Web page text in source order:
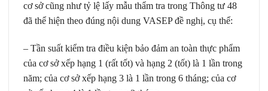
cơ sở cũng như tỷ lệ lấy mẫu thẩm tra trong Thông tư 48
đã thể hiện theo đúng nội dung VASEP đề nghị, cụ thể:
– Tần suất kiểm tra điều kiện bảo đảm an toàn thực phẩm
của cơ sở xếp hạng 1 (rất tốt) và hạng 2 (tốt) là 1 lần trong
năm; của cơ sở xếp hạng 3 là 1 lần trong 6 tháng; của cơ